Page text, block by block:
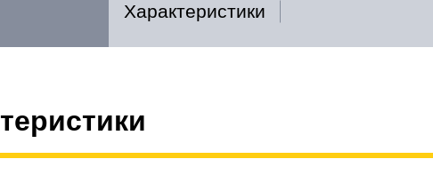
Характеристики